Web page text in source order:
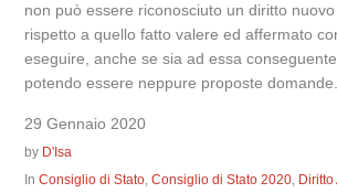
non può essere riconosciuto un diritto
rispetto a quello fatto valere ed affermato
eseguire, anche se sia ad essa
potendo essere neppure proposte
29 Gennaio 2020
by D'Isa
InConsiglio di Stato,Consiglio di Stato 2020,